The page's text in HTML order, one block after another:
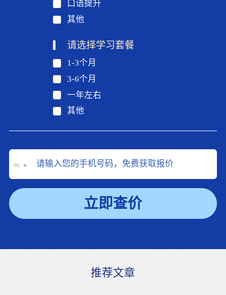
口语提升
其他
请选择学习套餐
1-3个月
3-6个月
一年左右
其他
+86
立即查价
推荐文章